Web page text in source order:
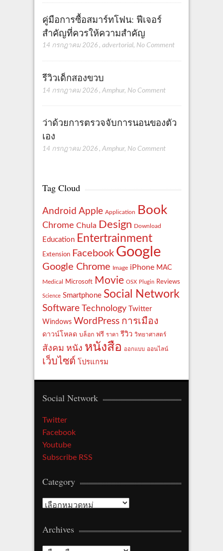
คู่มือการซื้อสมาร์ทโฟน: ฟีเจอร์
สำคัญที่ควรให้ความสำคัญ
14 กรกฎาคม 2026 , advertorial, No Comment
รีวิวเด็กสองขวบ
14 กรกฎาคม 2026 , Amphur, No Comment
ว่าด้วยการตรวจจับการนอนของตัว
เอง
14 กรกฎาคม 2026 , Amphur, No Comment
Tag Cloud
Android Apple Application Book
Chrome Chula Design Download
Education Entertrainment
Extension Facebook Google
Google Chrome Image iPhone MAC
Medical Microsoft Movie OSX Plugin Reviews
Science Smartphone Social Network
Software Technology
Twitter
Windows WordPress การเมือง
ดาวน์โหลด บล็อก ฟรี ราคา รีวิว วิทยาศาสตร์
สังคม หนัง หนังสือ ออกแบบ ออนไลน์
เว็บไซต์ โปรแกรม
Social Network
Twitter
Facebook
Youtube
Subscribe RSS
Category
Category
Archives